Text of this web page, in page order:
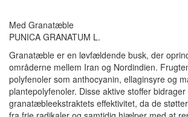
Med Granatæble
PUNICA GRANATUM L.
Granatæble er en løvfældende busk, der
områderne mellem Iran og Nordindien.
polyfenoler som anthocyanin, ellaginsyre og
plantepolyfenoler. Disse aktive stoffer bidrager
granatæbleekstraktets effektivitet, da de